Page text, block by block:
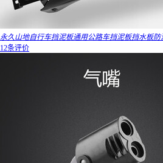
永久山地自行车挡泥板通用公路车挡泥板挡水板
12条评价